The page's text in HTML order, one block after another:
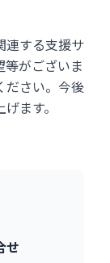
連する支援サ
がございま
ださい。今後
ます。
せ